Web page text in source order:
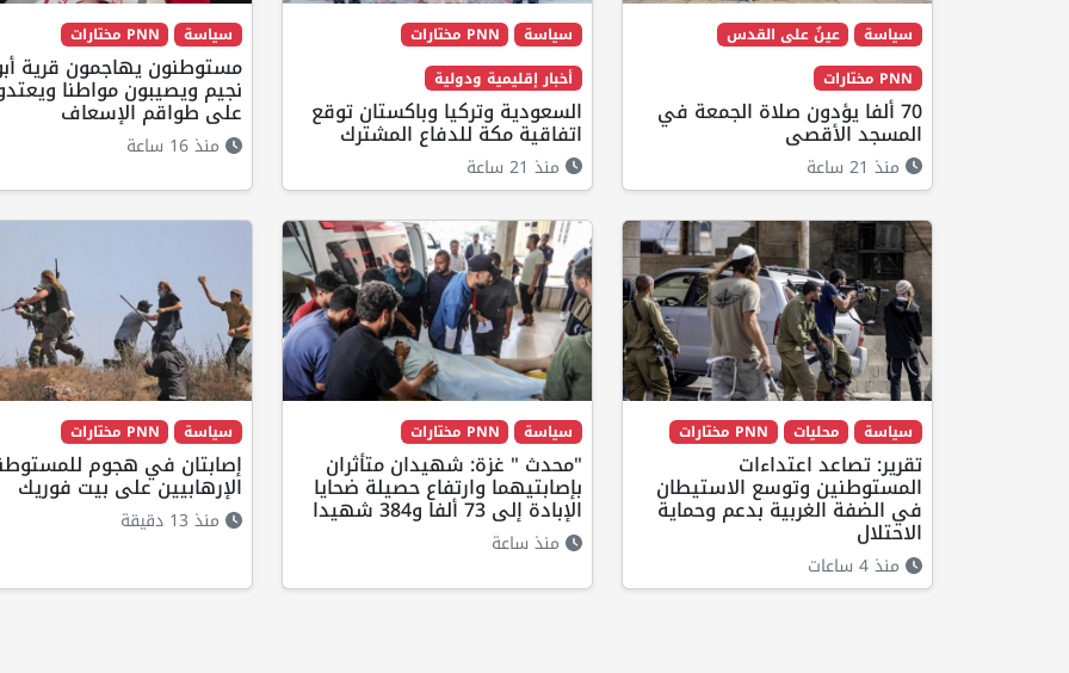
سياسة
عينٌ على القدس
PNN مختارات
70 ألفا يؤدون صلاة الجمعة في
المسجد الأقصى
منذ 21 ساعة
سياسة
PNN مختارات
أخبار إقليمية ودولية
السعودية وتركيا وباكستان توقع
اتفاقية مكة للدفاع المشترك
منذ 21 ساعة
سياسة PNN مختارات
مستوطنون يهاجمون قرية
نجيم ويصيبون مواطنا
على طواقم الإسعاف
منذ 16 ساعة
سياسة محليات PNN مختارات
تقرير: تصاعد اعتداءات
المستوطنين وتوسع الاستيطان
في الضفة الغربية بدعم وحماية
الاحتلال
منذ 4 ساعات
سياسة PNN مختارات
"محدث " غزة: شهيدان متأثران
بإصابتيهما وارتفاع حصيلة ضحايا
الإبادة إلى 73 ألفا و384 شهيدا
منذ ساعة
سياسة PNN مختارات
إصابتان في هجوم
الإرهابيين على بيت فوريك
منذ 13 دقيقة